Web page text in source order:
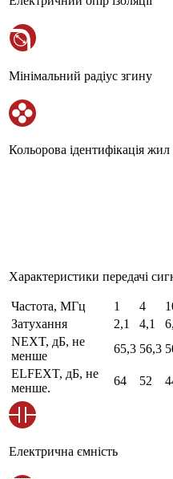
Мінімальний радіус згину
Кольорова ідентифікація жил
Характеристики передачі
Частота, МГц 1 4
Затухання
2,1 4,1
NEXT, дБ, не
менше
65,3 56,3
ELFEXT, дБ, не
менше.
64 52
Електрична ємність